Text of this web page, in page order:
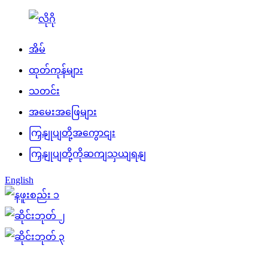
အိမ်
ထုတ်ကုန်များ
သတင်း
အမေးအဖြေများ
ကြှနျုပျတို့အကွောငျး
ကြှနျုပျတို့ကိုဆကျသှယျရနျ
English